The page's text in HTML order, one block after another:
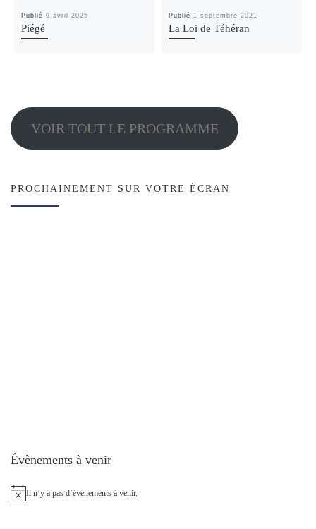
Publié9 avril 2025
Piégé
Publié1 septembre 2021
La Loi de Téhéran
VOIR TOUT LE PROGRAMME
PROCHAINEMENT SUR VOTRE ÉCRAN
Évènements à venir
N
Il n’y a pas d’évènements à venir.